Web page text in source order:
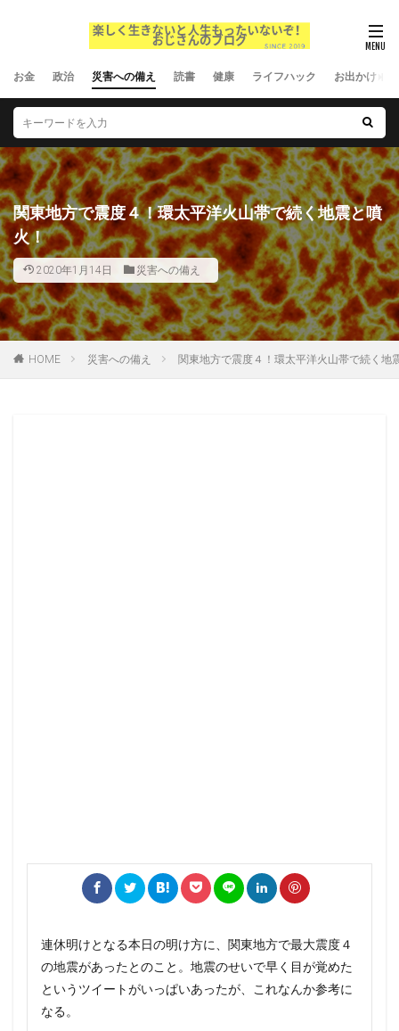
お金 政治 災害への備え 読書 健康 ライフハック お出かけ
関東地方で震度４！環太平洋火山帯で続く地震と噴
火！
2020年1月14日 災害への備え
HOME 災害への備え 関東地方で震度４！環太平洋火山帯で続く地
連休明けとなる本日の明け方に、関東地方で最大震度４
の地震があったとのこと。地震のせいで早く目が覚めた
というツイートがいっぱいあったが、これなんか参考に
なる。